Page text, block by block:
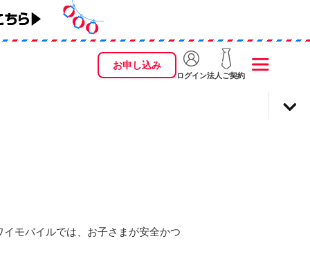
お申し込み
ログイン法人ご契約
モバイルでは、お子さまが安全かつ